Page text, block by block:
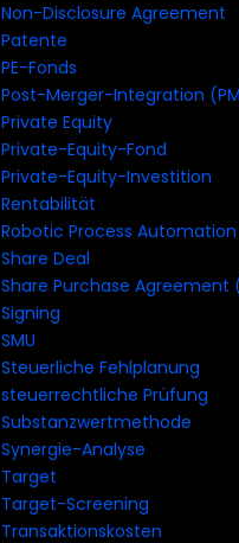
Non-Disclosure Agreement
Patente
PE-Fonds
Post-Merger-Integration
Private Equity
Private-Equity-Fond
Private-Equity-Investition
Rentabilität
Robotic Process Automation
Share Deal
Share Purchase Agreement
Signing
SMU
Steuerliche Fehlplanung
steuerrechtliche Prüfung
Substanzwertmethode
Synergie-Analyse
Target
Target-Screening
Transaktionskosten